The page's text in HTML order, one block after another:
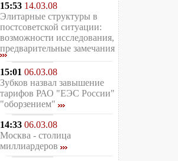
15:53 14.03.08
Элитарные структуры в
постсоветской ситуации:
возможности исследования,
предварительные замечания
15:01 06.03.08
Зубков назвал завышение
тарифов РАО "ЕЭС России"
"оборзением"
14:33 06.03.08
Москва - столица
миллиардеров